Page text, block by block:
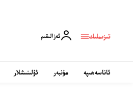
تىزىملىك ئەزالىقىم
ئاناسەھىپە مۇنبەر ئۇلىنىشلار